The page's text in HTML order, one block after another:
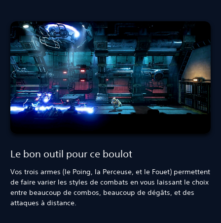
Le bon outil pour ce boulot
Vos trois armes (le Poing, la Perceuse, et le Fouet) permettent
de faire varier les styles de combats en vous laissant le choix
entre beaucoup de combos, beaucoup de dégâts, et des
attaques à distance.